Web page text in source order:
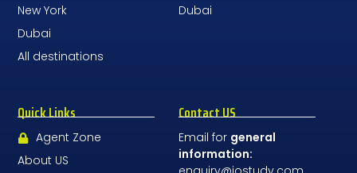
New York
Dubai
All destinations
Dubai
Quick Links
Agent Zone
About US
Contact US
Email for general
information: